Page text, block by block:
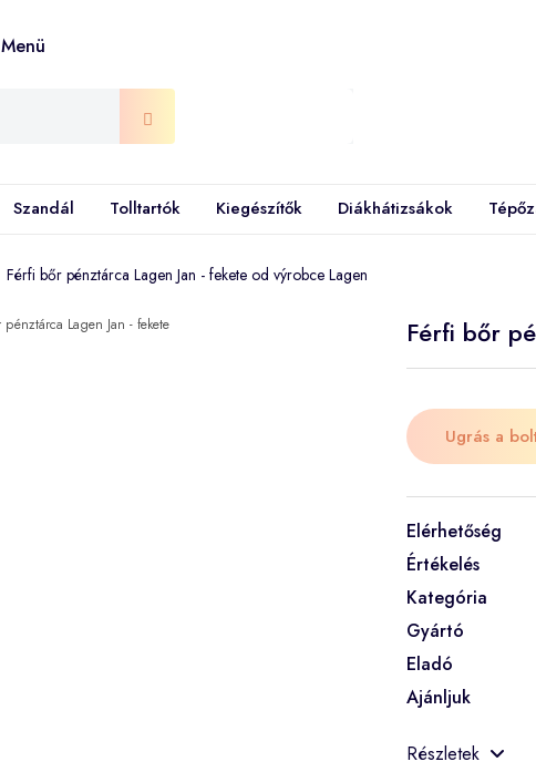
Menü
Szandál Tolltartók Kiegészítők Diákhátizsákok
Férfi bőr pénztárca Lagen Jan - fekete od výrobce Lagen
Férfi bőr
Ugrás a
Elérhetőség
Értékelés
Kategória
Gyártó
Eladó
Ajánljuk
Részletek